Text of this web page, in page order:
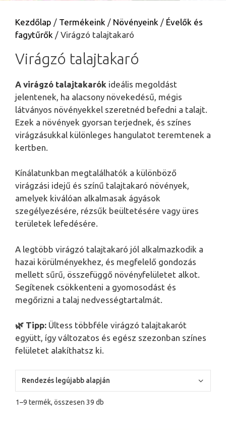
Kezdőlap / Termékeink / Növényeink / Évelők és
fagytűrők / Virágzó talajtakaró
Virágzó talajtakaró
A virágzó talajtakarók ideális megoldást
jelentenek, ha alacsony növekedésű, mégis
látványos növényekkel szeretnéd befedni a talajt.
Ezek a növények gyorsan terjednek, és színes
virágzásukkal különleges hangulatot teremtenek a
kertben.
Kínálatunkban megtalálhatók a különböző
virágzási idejű és színű talajtakaró növények,
amelyek kiválóan alkalmasak ágyások
szegélyezésére, rézsűk beültetésére vagy üres
területek lefedésére.
A legtöbb virágzó talajtakaró jól alkalmazkodik a
hazai körülményekhez, és megfelelő gondozás
mellett sűrű, összefüggő növényfelületet alkot.
Segítenek csökkenteni a gyomosodást és
megőrizni a talaj nedvességtartalmát.
🌿 Tipp: Ültess többféle virágzó talajtakarót
együtt, így változatos és egész szezonban színes
felületet alakíthatsz ki.
1–9 termék, összesen 39 db